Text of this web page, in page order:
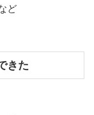
ど
きた